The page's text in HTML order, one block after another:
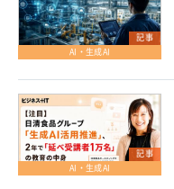
記事
AI・生成AI
記事
AI・生成AI